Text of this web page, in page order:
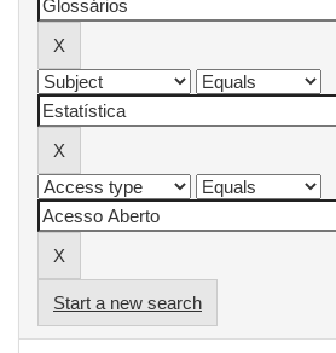
Start a new search